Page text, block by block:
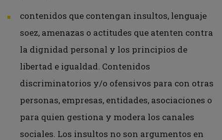
contenidos que contengan insultos, lenguaje
soez, amenazas o actitudes que atenten contra
la dignidad personal y los principios de
libertad e igualdad. Contenidos
discriminatorios y/o ofensivos para con otras
personas, empresas, entidades, asociaciones o
para quien gestiona y modera los canales
sociales. Los insultos no son argumentos en